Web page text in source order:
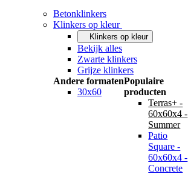
Betonklinkers
Klinkers op kleur
Klinkers op kleur
Bekijk alles
Zwarte klinkers
Grijze klinkers
Andere formaten
30x60
Populaire
producten
Terras+ -
60x60x4 -
Summer
Patio
Square -
60x60x4 -
Concrete